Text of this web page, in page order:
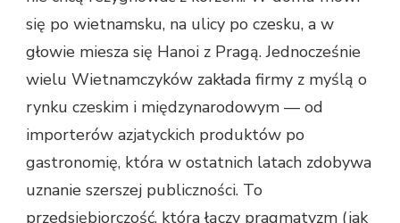
się po wietnamsku, na ulicy po czesku, a w
głowie miesza się Hanoi z Pragą. Jednocześnie
wielu Wietnamczyków zakłada firmy z myślą o
rynku czeskim i międzynarodowym — od
importerów azjatyckich produktów po
gastronomię, która w ostatnich latach zdobywa
uznanie szerszej publiczności. To
przedsiębiorczość, która łączy pragmatyzm (jak